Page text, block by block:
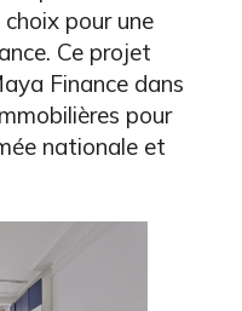
pour une
Ce projet
Finance dans
pour
nationale et